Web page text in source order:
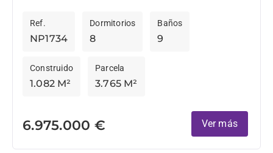
convenientemente ubicada cerca del...
NP1734
Ref.
8
Dormitorios
9
Baños
1.082 M²
Construido
3.765 M²
Parcela
6.975.000 € Ver más